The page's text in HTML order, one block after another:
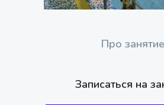
Про занятие
Записаться на